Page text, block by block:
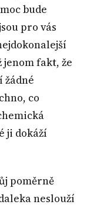
bude
pro vás
fakt, že
co
ji dokáží
poměrně
neslouží